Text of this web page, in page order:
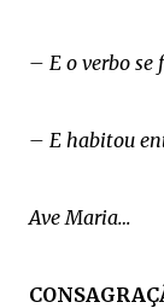
– E o verbo se
– E habitou
Ave Maria…